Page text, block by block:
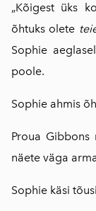
„Kõigest üks
õhtuks olete
Sophie
poole.
Sophie ahmis
Proua Gibbons
näete väga
Sophie käsi